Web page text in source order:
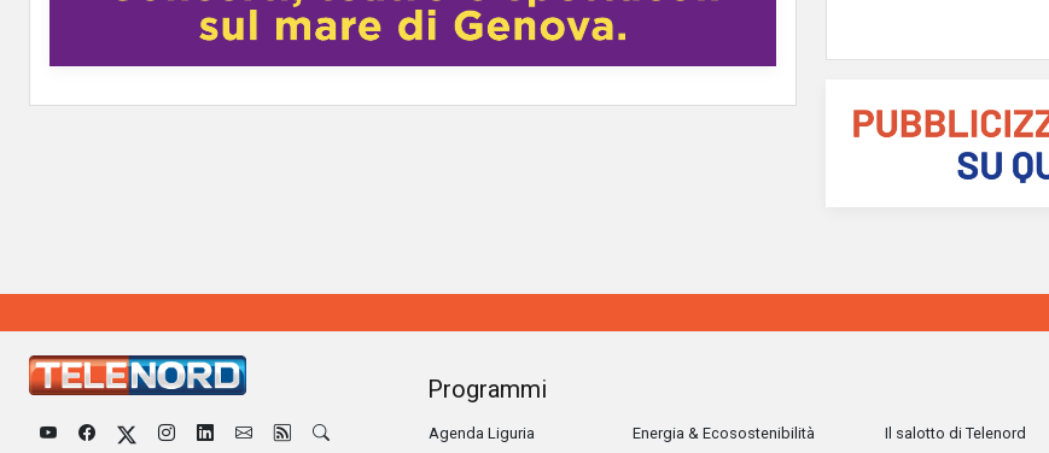
Programmi
Agenda Liguria
Energia & Ecosostenibilità
Il salotto di Telenord